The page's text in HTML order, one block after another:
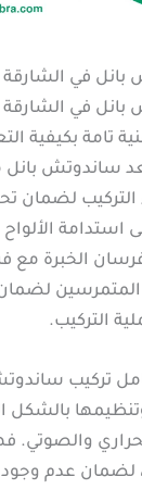
في الشارقة
بانل في
تامة بكيفية
ساندوتش بانل
التركيب لضمان
استدامة
الخبرة مع
المتمرسين
التركيب.
تركيب
بالشكل
والصوتي.
لضمان عدم